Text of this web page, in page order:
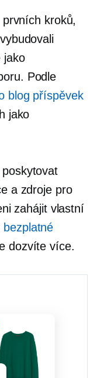
kroků,
jako
Podle
blog příspěvek
jako
a zdroje pro
zahájit vlastní
bezplatné
dozvíte více.